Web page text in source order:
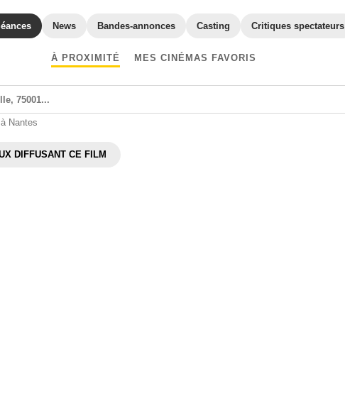
News Bandes-annonces Casting Critiques spectateurs
À PROXIMITÉ MES CINÉMAS FAVORIS
Nantes
DIFFUSANT CE FILM